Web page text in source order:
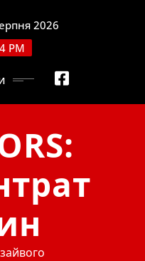
2026
PM